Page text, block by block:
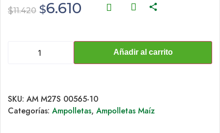
$11.420 $6.610
Añadir al carrito
SKU: AM M27S 00565-10
Categorías: Ampolletas, Ampolletas Maíz